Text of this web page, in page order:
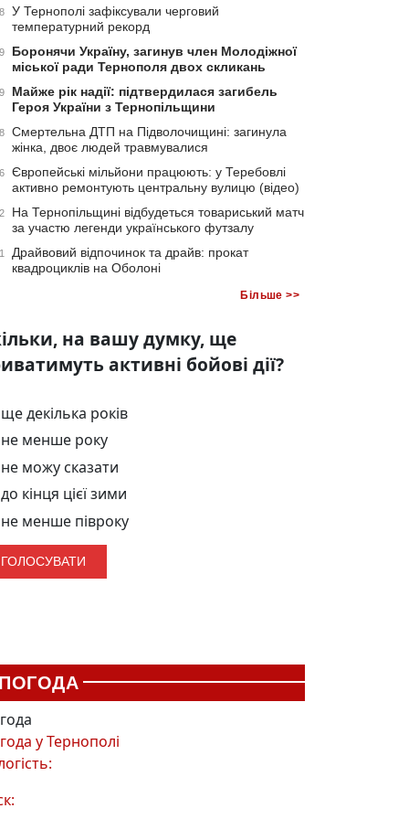
У Тернополі зафіксували черговий
температурний рекорд
Боронячи Україну, загинув член Молодіжної
міської ради Тернополя двох скликань
Майже рік надії: підтвердилася загибель
Героя України з Тернопільщини
Смертельна ДТП на Підволочищині: загинула
жінка, двоє людей травмувалися
Європейські мільйони працюють: у Теребовлі
активно ремонтують центральну вулицю (відео)
На Тернопільщині відбудеться товариський матч
за участю легенди українського футзалу
Драйвовий відпочинок та драйв: прокат
квадроциклів на Оболоні
Більше >>
на вашу думку, ще
активні бойові дії?
ще декілька років
не менше року
не можу сказати
до кінця цієї зими
не менше півроку
ПОГОДА
уТернополі